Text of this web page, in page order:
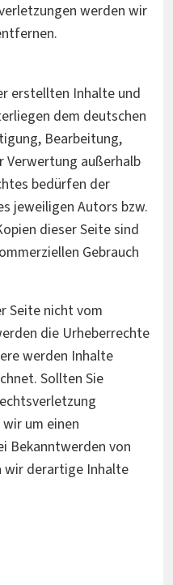
werden wir
erstellten Inhalte und
dem deutschen
Bearbeitung,
Verwertung außerhalb
bedürfen der
jeweiligen Autors bzw.
dieser Seite sind
Gebrauch
Seite nicht vom
die Urheberrechte
werden Inhalte
Sollten Sie
um einen
Bekanntwerden von
wir derartige Inhalte